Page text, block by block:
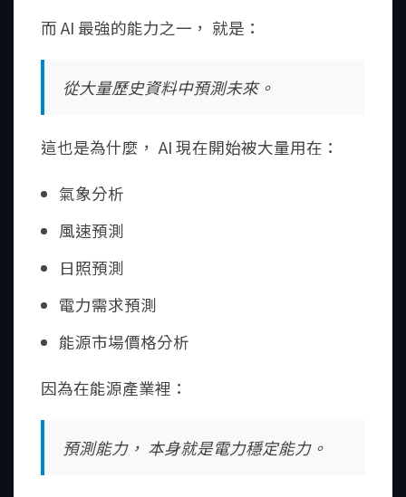
而 AI 最強的能力之一， 就是：
從大量歷史資料中預測未來。
這也是為什麼， AI 現在開始被大量用在：
氣象分析
風速預測
日照預測
電力需求預測
能源市場價格分析
因為在能源產業裡：
預測能力， 本身就是電力穩定能力。